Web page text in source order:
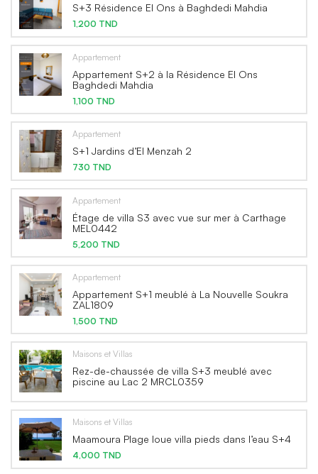
S+3 Résidence El Ons à Baghdedi Mahdia
1,200 TND
Appartement
Appartement S+2 à la Résidence El Ons
Baghdedi Mahdia
1,100 TND
Appartement
S+1 Jardins d’El Menzah 2
730 TND
Appartement
Étage de villa S3 avec vue sur mer à Carthage
MEL0442
5,200 TND
Appartement
Appartement S+1 meublé à La Nouvelle Soukra
ZAL1809
1,500 TND
Maisons et Villas
Rez-de-chaussée de villa S+3 meublé avec
piscine au Lac 2 MRCL0359
Maisons et Villas
Maamoura Plage loue villa pieds dans l’eau S+4
4,000 TND